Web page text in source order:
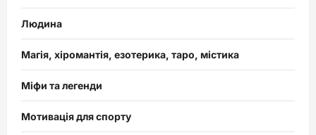
Людина
Магія, хіромантія, езотерика, таро, містика
Міфи та легенди
Мотивація для спорту